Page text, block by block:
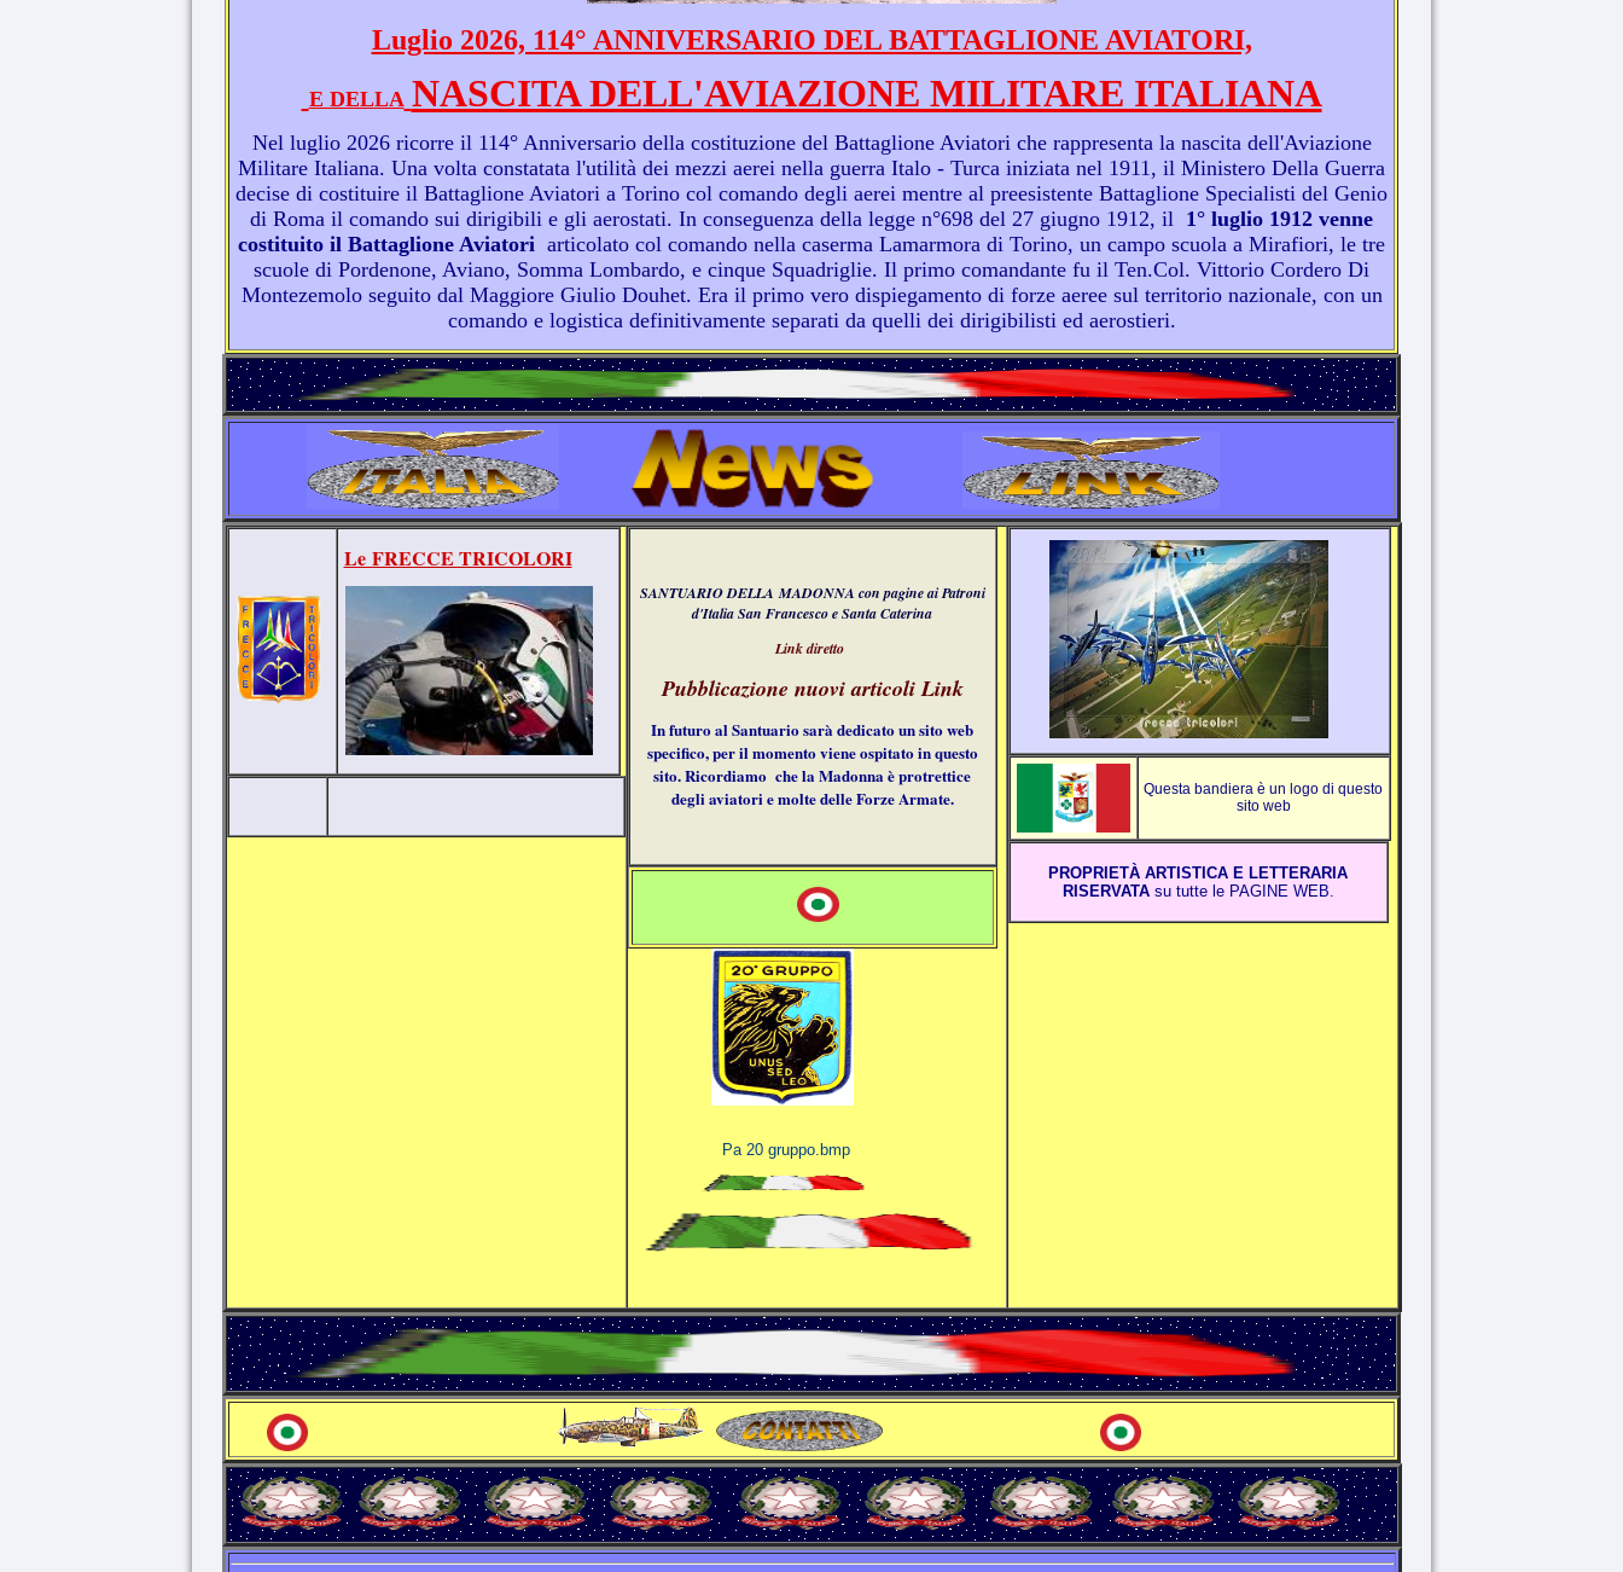
Luglio 2026, 114° ANNIVERSARIO DEL BATTAGLIONE AVIATORI,
E DELLA NASCITA DELL'AVIAZIONE MILITARE ITALIANA
Nel luglio 2026 ricorre il 114° Anniversario della costituzione del Battaglione Aviatori che rappresenta la nascita dell'Aviazione
Militare Italiana. Una volta constatata l'utilità dei mezzi aerei nella guerra Italo - Turca iniziata nel 1911, il Ministero Della Guerra
decise di costituire il Battaglione Aviatori a Torino col comando degli aerei mentre al preesistente Battaglione Specialisti del Genio
di Roma il comando sui dirigibili e gli aerostati. In conseguenza della legge n°698 del 27 giugno 1912, il 1° luglio 1912 venne
costituito il Battaglione Aviatori articolato col comando nella caserma Lamarmora di Torino, un campo scuola a Mirafiori, le tre
scuole di Pordenone, Aviano, Somma Lombardo, e cinque Squadriglie. Il primo comandante fu il Ten.Col. Vittorio Cordero Di
Montezemolo seguito dal Maggiore Giulio Douhet. Era il primo vero dispiegamento di forze aeree sul territorio nazionale, con un
comando e logistica definitivamente separati da quelli dei dirigibilisti ed aerostieri.
Le FRECCE TRICOLORI
SANTUARIO DELLA MADONNA con pagine ai Patroni
d'Italia San Francesco e Santa Caterina
Link diretto
Pubblicazione nuovi articoli Link
In futuro al Santuario sarà dedicato un sito web
specifico, per il momento viene ospitato in questo
sito. Ricordiamo che la Madonna è protrettice
degli aviatori e molte delle Forze Armate.
Pa 20 gruppo.bmp
Questa bandiera è un logo di questo
sito web
PROPRIETÀ ARTISTICA E LETTERARIA
RISERVATAsu tutte le PAGINE WEB.